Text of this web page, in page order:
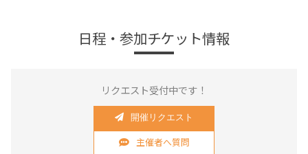
日程・参加チケット情報
リクエスト受付中です！
開催リクエスト
主催者へ質問